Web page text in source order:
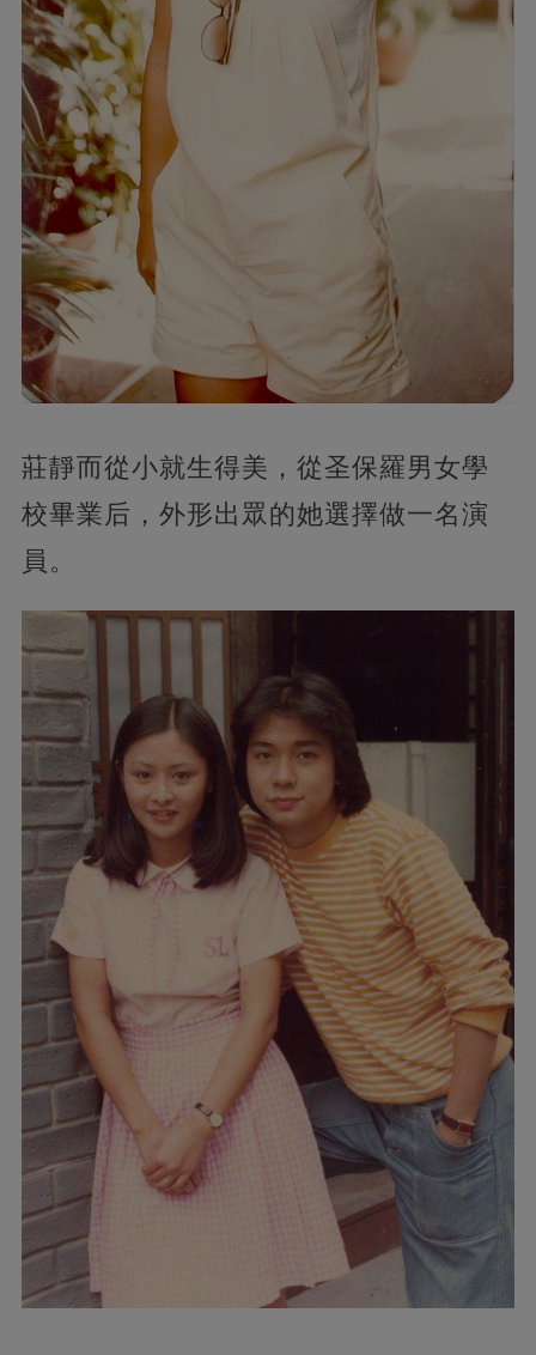
莊靜而從小就生得美，從圣保羅男女學
校畢業后，外形出眾的她選擇做一名演
員。